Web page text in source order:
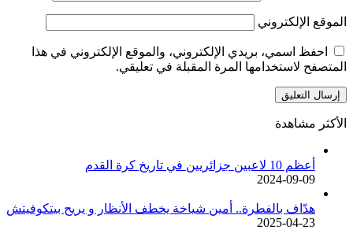
الموقع الإلكتروني
احفظ اسمي، بريدي الإلكتروني، والموقع الإلكتروني في هذا
المتصفح لاستخدامها المرة المقبلة في تعليقي.
الأكثر مشاهدة
أعظم 10 لاعبين جزائريين في تاريخ كرة القدم
2024-09-09
هدّاف بالفطرة.. أمين شياخة يخطف الأنظار و يريح بيتكوفيتش
2025-04-23